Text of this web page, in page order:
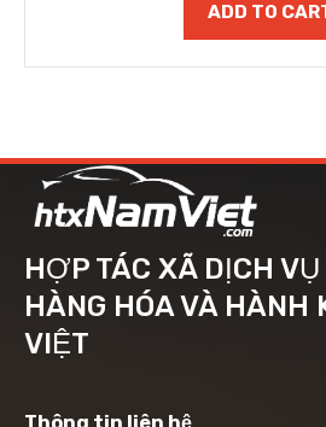
ADD TO
HỢP TÁC XÃ DỊCH
HÀNG HÓA VÀ HÀNH
VIỆT